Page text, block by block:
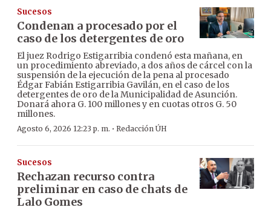
Sucesos
Condenan a procesado por el
caso de los detergentes de oro
El juez Rodrigo Estigarribia condenó esta mañana, en
un procedimiento abreviado, a dos años de cárcel con la
suspensión de la ejecución de la pena al procesado
Édgar Fabián Estigarribia Gavilán, en el caso de los
detergentes de oro de la Municipalidad de Asunción.
Donará ahora G. 100 millones y en cuotas otros G. 50
millones.
Agosto 6, 2026 12:23 p. m. · Redacción ÚH
Sucesos
Rechazan recurso contra
preliminar en caso de chats de
Lalo Gomes